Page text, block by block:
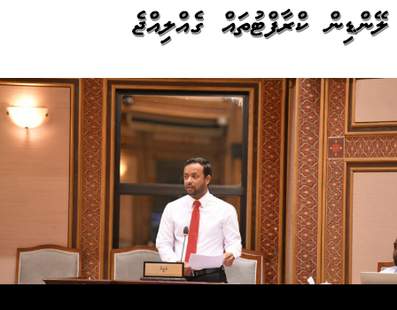
ލޭންޑިން ކްރާފްޓުތައް ގެއްލިއްޖެ